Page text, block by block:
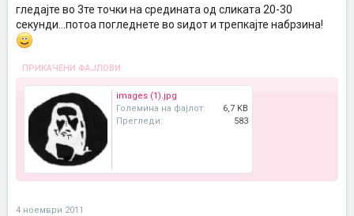
гледајте во 3те точки на средината од сликата 20-30
секунди...потоа погледнете во ѕидот и трепкајте набрзина!
ПРИКАЧЕНИ ФАЈЛОВИ:
images (1).jpg
Големина на фајлот:
6,7 KB
Прегледи:
583
4 ноември 2011